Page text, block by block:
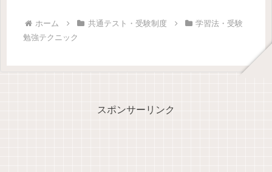
ホーム 共通テスト・受験制度
学習法・受験
勉強テクニック
スポンサーリンク